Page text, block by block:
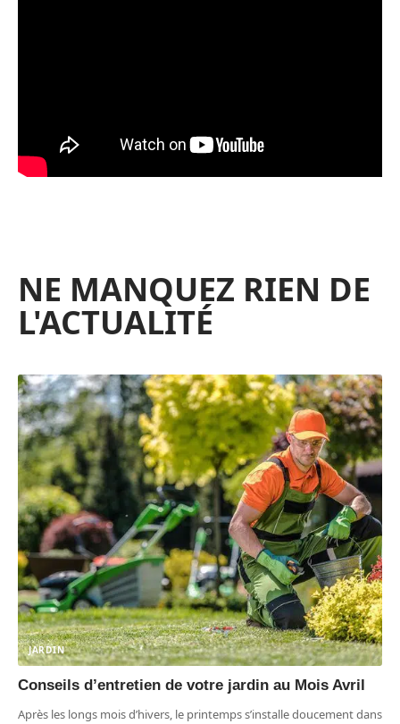
NE MANQUEZ RIEN DE
L'ACTUALITÉ
JARDIN
Conseils d’entretien de votre jardin au Mois Avril
Après les longs mois d’hivers, le printemps s’installe doucement dans